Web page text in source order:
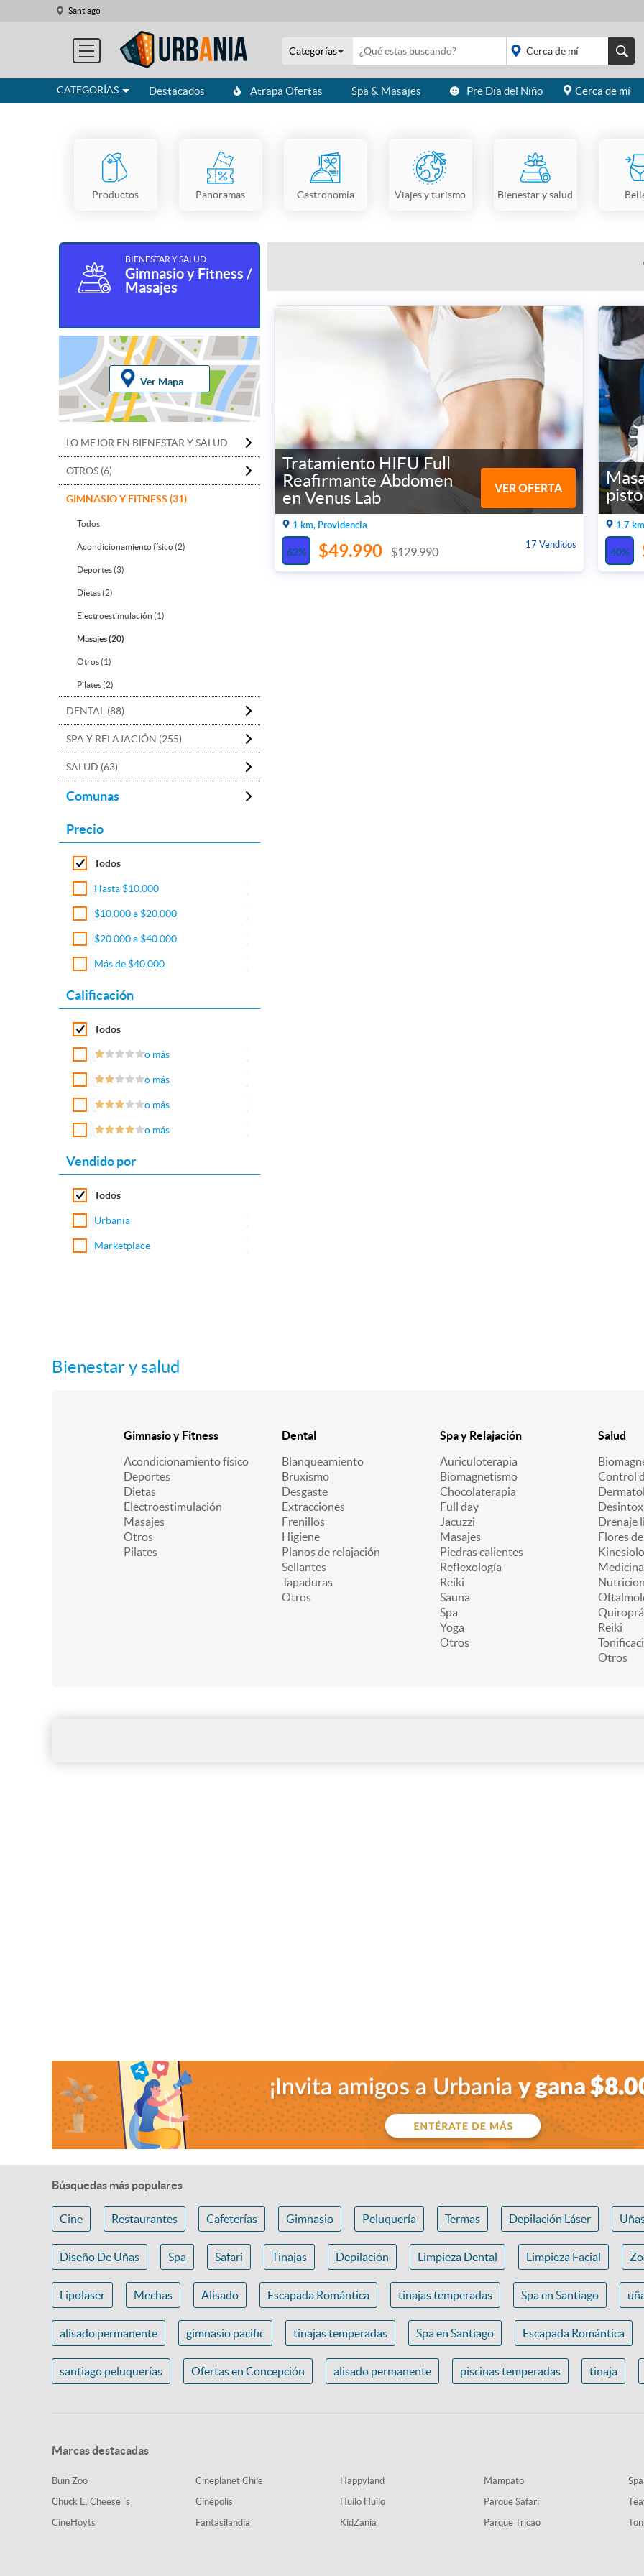
Santiago
CATEGORÍAS
Categorías
placeholder="Todo el
Destacados Atrapa Ofertas Spa & Masajes Pre Día del Niño Cerca de mí
Productos Panoramas Gastronomía Viajes y turismo Bienestar y salud
BIENESTAR Y SALUD
Gimnasio y Fitness /
Masajes
Ver Mapa
LO MEJOR EN BIENESTAR Y SALUD
OTROS (6)
GIMNASIO Y FITNESS (31)
Todos
Acondicionamiento físico (2)
Deportes (3)
Dietas (2)
Electroestimulación (1)
Masajes (20)
Otros (1)
Pilates (2)
DENTAL (88)
SPA Y RELAJACIÓN (255)
SALUD (63)
Comunas
Precio
Todos
Hasta $10.000
$10.000 a $20.000
$20.000 a $40.000
Más de $40.000
Calificación
Todos
o más
o más
o más
o más
Vendido por
Todos
Urbania
Marketplace
Tratamiento HIFU Full
Reafirmante Abdomen
en Venus Lab
VER OFERTA
1 km, Providencia
62%
17 Vendidos
$49.990 $129.990
1.7
40%
Bienestar y salud
Gimnasio y Fitness
Acondicionamiento físico
Deportes
Dietas
Electroestimulación
Masajes
Otros
Pilates
Dental
Blanqueamiento
Bruxismo
Desgaste
Extracciones
Frenillos
Higiene
Planos de relajación
Sellantes
Tapaduras
Otros
Spa y Relajación
Auriculoterapia
Biomagnetismo
Chocolaterapia
Full day
Jacuzzi
Masajes
Piedras calientes
Reflexología
Reiki
Sauna
Spa
Yoga
Otros
Salud
Control
Drenaje
Flores
Reiki
Otros
Búsquedas más populares
Cine Restaurantes Cafeterías Gimnasio Peluquería Termas Depilación Láser
Diseño De Uñas Spa Safari Tinajas Depilación Limpieza Dental Limpieza Facial
Lipolaser Mechas Alisado Escapada Romántica tinajas temperadas Spa en Santiago
alisado permanente gimnasio pacific tinajas temperadas Spa en Santiago Escapada Romántica
santiago peluquerías Ofertas en Concepción alisado permanente piscinas temperadas tinaja
Marcas destacadas
Buin Zoo
Chuck E. Cheese ´s
CineHoyts
Cineplanet Chile
Cinépolis
Fantasilandia
Happyland
Huilo Huilo
KidZania
Mampato
Parque Safari
Parque Tricao